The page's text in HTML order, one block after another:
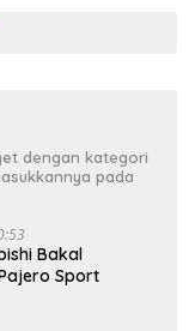
dengan kategori
pada
Bakal
Sport